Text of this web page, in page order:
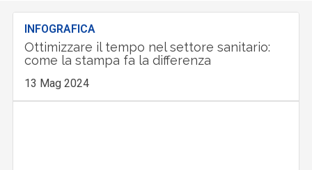
INFOGRAFICA
Ottimizzare il tempo nel settore sanitario:
come la stampa fa la differenza
13 Mag 2024